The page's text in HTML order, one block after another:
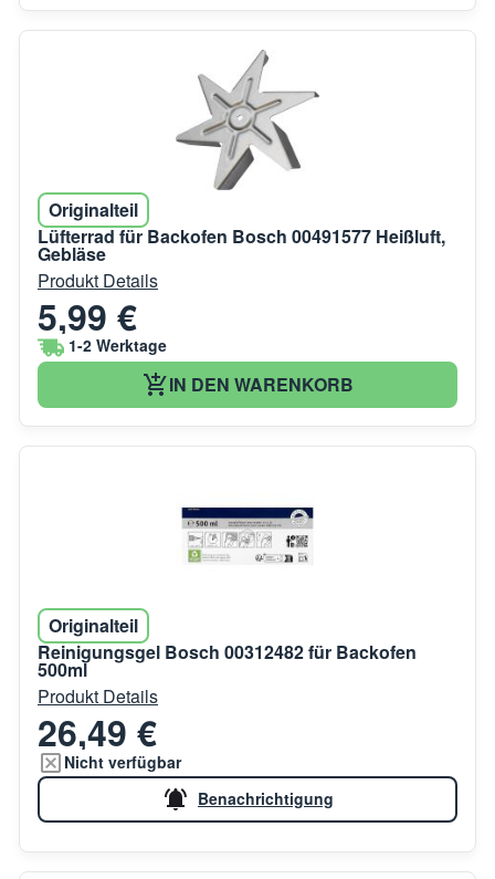
Originalteil
Lüfterrad für Backofen Bosch 00491577 Heißluft,
Gebläse
Produkt Details
5,99 €
1-2 Werktage
IN DEN WARENKORB
Originalteil
Reinigungsgel Bosch 00312482 für Backofen
500ml
Produkt Details
26,49 €
Nicht verfügbar
Benachrichtigung